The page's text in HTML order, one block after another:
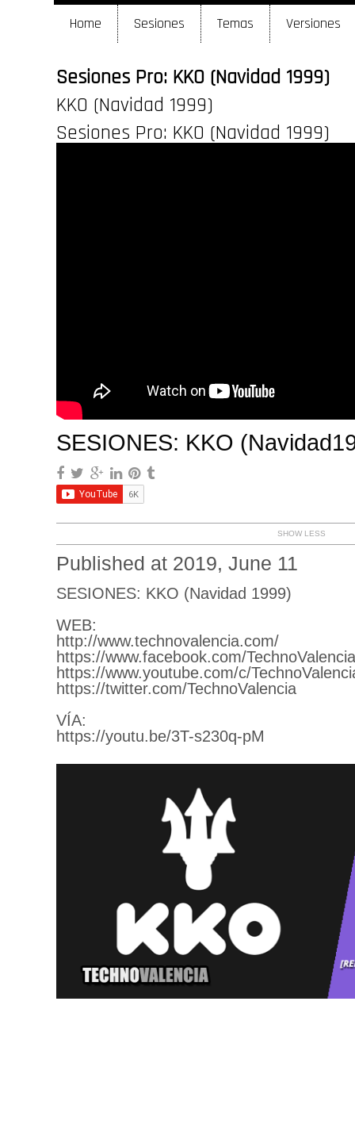
Home Sesiones Temas Versiones
Sesiones Pro: KKO (Navidad 1999)
KKO (Navidad 1999)
Sesiones Pro: KKO (Navidad 1999)
SESIONES: KKO
SHOW LESS
Published at 2019, June 11
SESIONES: KKO (Navidad 1999)
WEB:
http://www.technovalencia.com/
https://www.facebook.com/
https://www.youtube.com/c/
https://twitter.com/TechnoValencia
VÍA:
https://youtu.be/3T-s230q-pM